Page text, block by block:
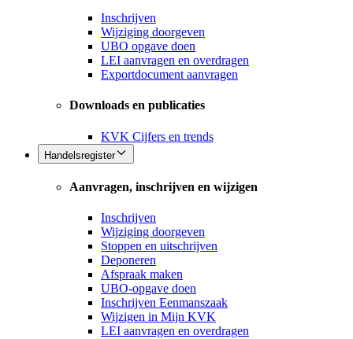
Inschrijven
Wijziging doorgeven
UBO opgave doen
LEI aanvragen en overdragen
Exportdocument aanvragen
Downloads en publicaties
KVK Cijfers en trends
Handelsregister
Aanvragen, inschrijven en wijzigen
Inschrijven
Wijziging doorgeven
Stoppen en uitschrijven
Deponeren
Afspraak maken
UBO-opgave doen
Inschrijven Eenmanszaak
Wijzigen in Mijn KVK
LEI aanvragen en overdragen